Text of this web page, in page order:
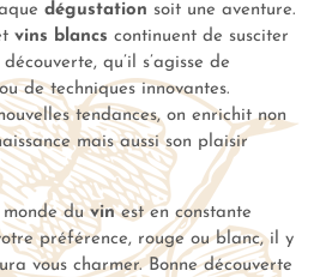
dégustation soit une aventure.
vins blancs continuent de susciter
qu’il s’agisse de
de techniques innovantes.
tendances, on enrichit non
mais aussi son plaisir
monde duvinest en constante
préférence, rouge ou blanc, il y
vous charmer. Bonne découverte